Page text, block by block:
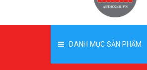
DANH MỤC SẢN PHẨM